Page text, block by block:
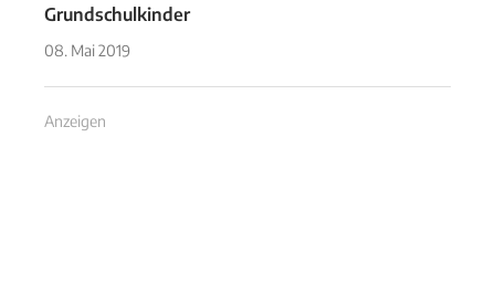
Grundschulkinder
08. Mai 2019
Anzeigen